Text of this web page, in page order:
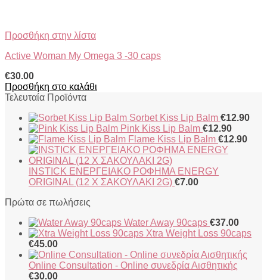
Προσθήκη στην λίστα
Active Woman My Omega 3 -30 caps
€30.00
Προσθήκη στο καλάθι
Τελευταία Προϊόντα
Sorbet Kiss Lip Balm €12.90
Pink Kiss Lip Balm €12.90
Flame Kiss Lip Balm €12.90
INSTICK ΕΝΕΡΓΕΙΑΚΟ ΡΟΦΗΜΑ ENERGY
ORIGINAL (12 X ΣΑΚΟΥΛΑΚΙ 2G) €7.00
Πρώτα σε πωλήσεις
Water Away 90caps €37.00
Xtra Weight Loss 90caps
€45.00
Online Consultation - Online συνεδρία Αισθητικής
€30.00